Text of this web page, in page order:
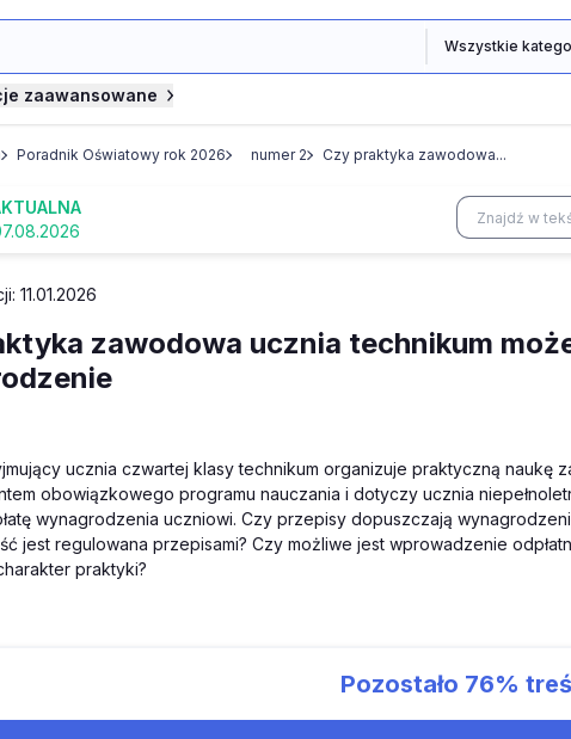
zaawansowane
Poradnik Oświatowy rok 2026 numer 2 Czy praktyka zawodowa...
11.01.2026
zawodowa ucznia technikum
ucznia czwartej klasy technikum organizuje praktyczną naukę
obowiązkowego programu nauczania i dotyczy ucznia
wynagrodzenia uczniowi. Czy przepisy dopuszczają
jest regulowana przepisami? Czy możliwe jest wprowadzenie
praktyki?
Pozostało 76%